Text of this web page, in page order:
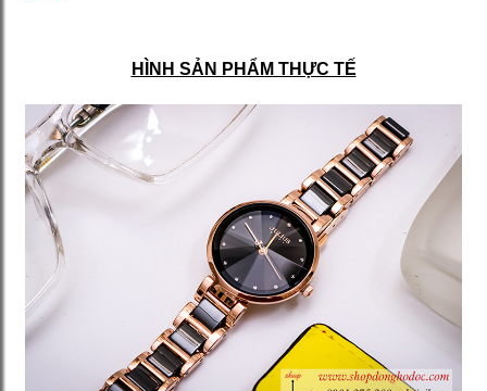
HÌNH SẢN PHẨM THỰC TẾ